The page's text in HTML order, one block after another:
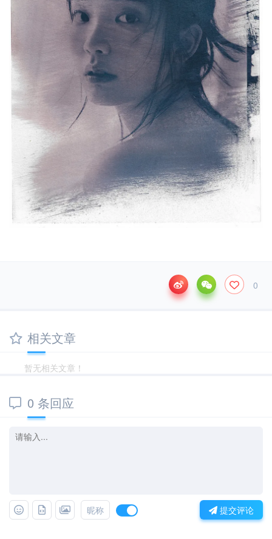
0
相关文章
暂无相关文章！
0 条回应
昵称 提交评论